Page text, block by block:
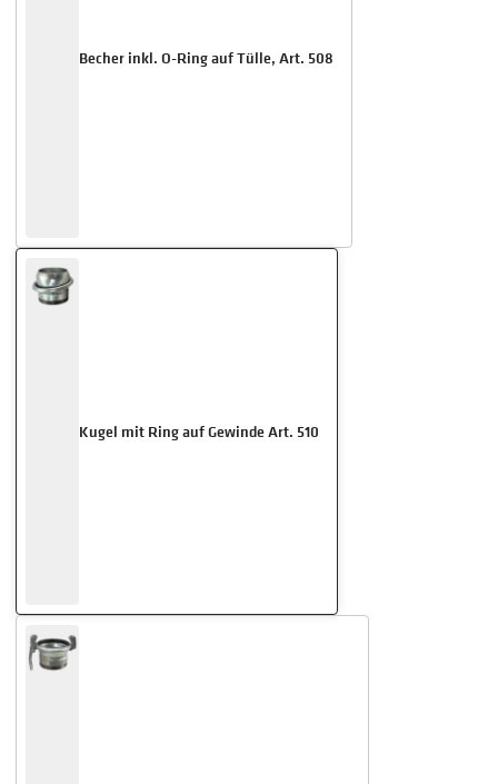
Becher inkl. O-Ring auf Tülle, Art. 508
Kugel mit Ring auf Gewinde Art. 510